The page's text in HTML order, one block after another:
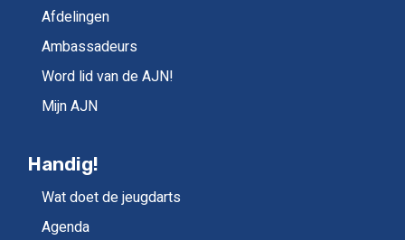
Afdelingen
Ambassadeurs
Word lid van de AJN!
Mijn AJN
Handig!
Wat doet de jeugdarts
Agenda